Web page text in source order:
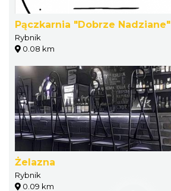
Pączkarnia "Dobrze Nadziane"
Rybnik
0.08 km
Żelazna
Rybnik
0.09 km